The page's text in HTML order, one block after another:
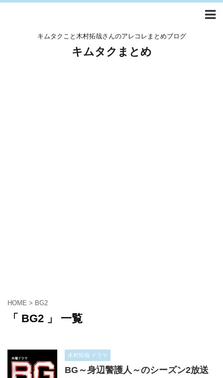
キムタクこと木村拓哉さんのアレコレまとめブログ
キムタクまとめ
HOME > BG2
「 BG2 」 一覧
木村拓哉 ドラマ
BG～身辺警護人～のシーズン2放送